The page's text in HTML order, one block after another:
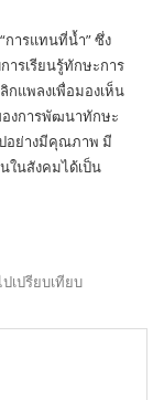
การแทนที่น้ำ” ซึ่ง
ารเรียนรู้ทักษะการ
แพลงเพื่อมองเห็น
องการพัฒนาทักษะ
อย่างมีคุณภาพ มี
ในสังคมได้เป็น
ปเปรียบเทียบ